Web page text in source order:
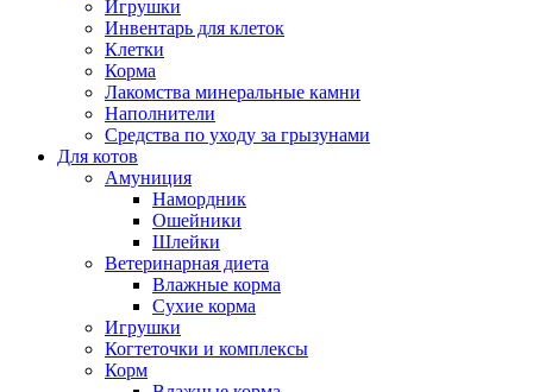
Игрушки
Инвентарь для клеток
Клетки
Корма
Лакомства минеральные камни
Наполнители
Средства по уходу за грызунами
Для котов
Амуниция
Намордник
Ошейники
Шлейки
Ветеринарная диета
Влажные корма
Сухие корма
Игрушки
Когтеточки и комплексы
Корм